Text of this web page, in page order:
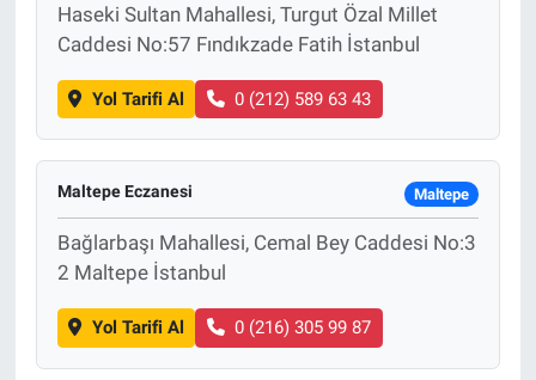
Haseki Sultan Mahallesi, Turgut Özal Millet
Caddesi No:57 Fındıkzade Fatih İstanbul
Yol Tarifi Al 0 (212) 589 63 43
Maltepe Eczanesi Maltepe
Bağlarbaşı Mahallesi, Cemal Bey Caddesi No:3
2 Maltepe İstanbul
Yol Tarifi Al 0 (216) 305 99 87